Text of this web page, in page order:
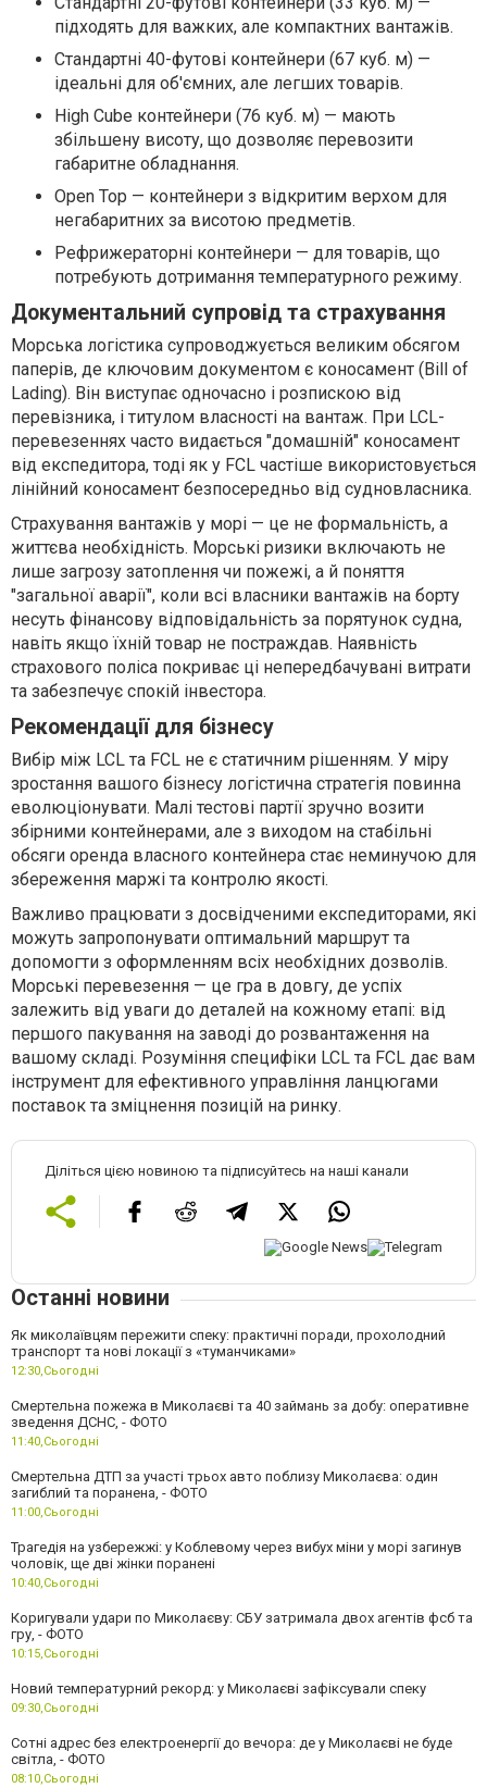
підходять для важких, але компактних вантажів.
Стандартні 40-футові контейнери (67 куб. м) —
ідеальні для об'ємних, але легших товарів.
High Cube контейнери (76 куб. м) — мають
збільшену висоту, що дозволяє перевозити
габаритне обладнання.
Open Top — контейнери з відкритим верхом для
негабаритних за висотою предметів.
Рефрижераторні контейнери — для товарів, що
потребують дотримання температурного режиму.
Документальний супровід та страхування
Морська логістика супроводжується великим обсягом
паперів, де ключовим документом є коносамент (Bill of
Lading). Він виступає одночасно і розпискою від
перевізника, і титулом власності на вантаж. При LCL-
перевезеннях часто видається "домашній" коносамент
від експедитора, тоді як у FCL частіше використовується
лінійний коносамент безпосередньо від судновласника.
Страхування вантажів у морі — це не формальність, а
життєва необхідність. Морські ризики включають не
лише загрозу затоплення чи пожежі, а й поняття
"загальної аварії", коли всі власники вантажів на борту
несуть фінансову відповідальність за порятунок судна,
навіть якщо їхній товар не постраждав. Наявність
страхового поліса покриває ці непередбачувані витрати
та забезпечує спокій інвестора.
Рекомендації для бізнесу
Вибір між LCL та FCL не є статичним рішенням. У міру
зростання вашого бізнесу логістична стратегія повинна
еволюціонувати. Малі тестові партії зручно возити
збірними контейнерами, але з виходом на стабільні
обсяги оренда власного контейнера стає неминучою для
збереження маржі та контролю якості.
Важливо працювати з досвідченими експедиторами, які
можуть запропонувати оптимальний маршрут та
допомогти з оформленням всіх необхідних дозволів.
Морські перевезення — це гра в довгу, де успіх
залежить від уваги до деталей на кожному етапі: від
першого пакування на заводі до розвантаження на
вашому складі. Розуміння специфіки LCL та FCL дає вам
інструмент для ефективного управління ланцюгами
поставок та зміцнення позицій на ринку.
Діліться цією новиною та підписуйтесь на наші канали
Останні новини
Як миколаївцям пережити спеку: практичні поради, прохолодний
транспорт та нові локації з «туманчиками»
12:30,Сьогодні
Смертельна пожежа в Миколаєві та 40 займань за добу: оперативне
зведення ДСНС, - ФОТО
11:40,Сьогодні
Смертельна ДТП за участі трьох авто поблизу Миколаєва: один
загиблий та поранена, - ФОТО
11:00,Сьогодні
Трагедія на узбережжі: у Коблевому через вибух міни у морі загинув
чоловік, ще дві жінки поранені
10:40,Сьогодні
Коригували удари по Миколаєву: СБУ затримала двох агентів фсб та
гру, - ФОТО
10:15,Сьогодні
Новий температурний рекорд: у Миколаєві зафіксували спеку
09:30,Сьогодні
Сотні адрес без електроенергії до вечора: де у Миколаєві не буде
світла, - ФОТО
08:10,Сьогодні